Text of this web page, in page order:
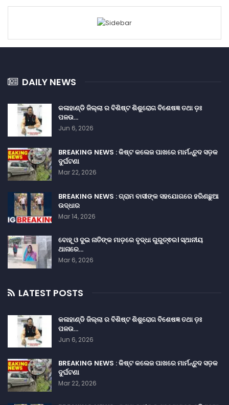
DAILY NEWS
କଳାହାଣ୍ଡି ଜିଲ୍ଲା ର ବିଶିଷ୍ଟ ଶିଶୁରୋଗ ବିଶେଷଜ୍ଞ ତଥା ଡ଼ଃ
ପଳଉ…
Jun 6, 2026
BREAKING NEWS : କିଷ୍ଟ କଲେଜ ପାଖରେ ମାର୍ମନ୍ତୁଦ ସଡ଼କ
ଦୁର୍ଘଟଣା
Mar 22, 2026
BREAKING NEWS : ଗ୍ରାମ ବାସୀଙ୍କ ସହଯୋଗରେ ହରିଣଛୁଆ
ଉଦ୍ଧାର
Mar 14, 2026
ବୋହୂ ଓ ଦୁଇ ନାତିଙ୍କ ମାଡ଼ରେ ବୃଦ୍ଧା ଗୁରୁତ୍ଵର। ସ୍ଥାନୀୟ
ଥାନାରେ…
Mar 6, 2026
LATEST POSTS
କଳାହାଣ୍ଡି ଜିଲ୍ଲା ର ବିଶିଷ୍ଟ ଶିଶୁରୋଗ ବିଶେଷଜ୍ଞ ତଥା ଡ଼ଃ
ପଳଉ…
Jun 6, 2026
BREAKING NEWS : କିଷ୍ଟ କଲେଜ ପାଖରେ ମାର୍ମନ୍ତୁଦ ସଡ଼କ
ଦୁର୍ଘଟଣା
Mar 22, 2026